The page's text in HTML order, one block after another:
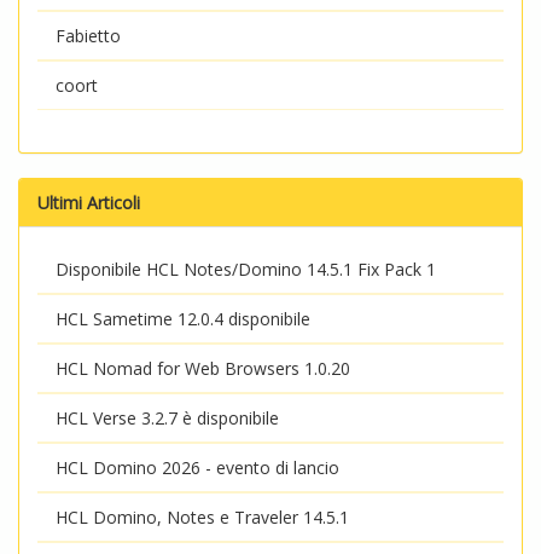
Fabietto
coort
Ultimi Articoli
Disponibile HCL Notes/Domino 14.5.1 Fix Pack 1
HCL Sametime 12.0.4 disponibile
HCL Nomad for Web Browsers 1.0.20
HCL Verse 3.2.7 è disponibile
HCL Domino 2026 - evento di lancio
HCL Domino, Notes e Traveler 14.5.1